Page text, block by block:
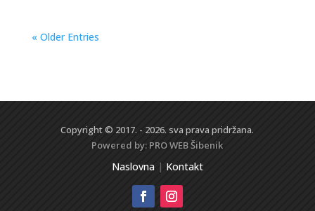
« Older Entries
Copyright © 2017. - 2026. sva prava pridržana.
Powered by: PRO WEBŠibenik
Naslovna| Kontakt